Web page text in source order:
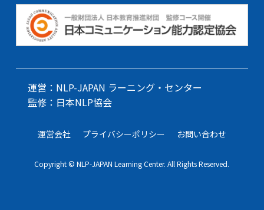
運営：NLP-JAPAN ラーニング・センター
監修：日本NLP協会
運営会社 プライバシーポリシー お問い合わせ
Copyright © NLP-JAPAN Learning Center. All Rights Reserved.